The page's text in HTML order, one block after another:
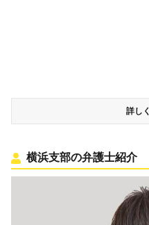
詳し
横浜支部の弁護士紹介